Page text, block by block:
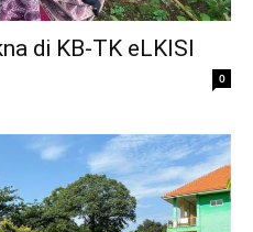
di KB-TK eLKISI
0